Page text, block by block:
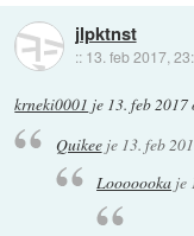
jlpktnst
:: 13. feb 2017,
krneki0001 je 13. feb
Quikeeje 13. feb
Looooooka je